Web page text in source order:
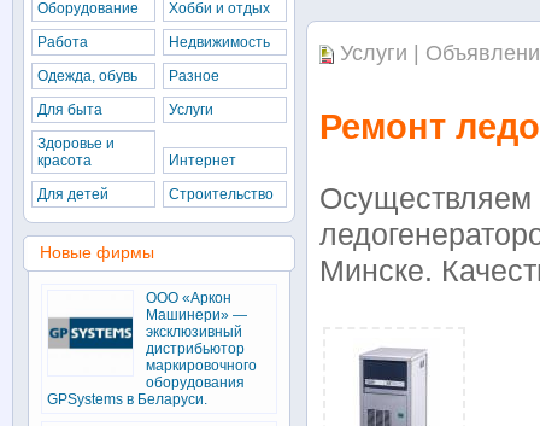
Услуги |
Ремонт
Минске.
Оборудование
Хобби и отдых
Работа
Недвижимость
Одежда, обувь
Разное
Для быта
Услуги
Здоровье и
красота
Интернет
Для детей
Строительство
Новые фирмы
ООО «Аркон
Машинери» —
эксклюзивный
дистрибьютор
маркировочного
оборудования
GPSystems в Беларуси.